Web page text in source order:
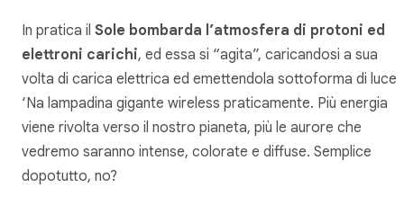
In pratica il Sole bombarda l’atmosfera di protoni ed
elettroni carichi, ed essa si “agita”, caricandosi a sua
volta di carica elettrica ed emettendola sottoforma di luce.
‘Na lampadina gigante wireless praticamente. Più energia
viene rivolta verso il nostro pianeta, più le aurore che
vedremo saranno intense, colorate e diffuse. Semplice
dopotutto, no?